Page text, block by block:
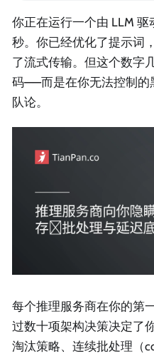
你正在运行一个由 LLM
秒。你已经优化了提示词
了流式传输。但这个数字
码——而是在你无法控制的
队论。
每个推理服务商在你的第
过数十项架构决策决定了
淘汰策略、连续批处理（